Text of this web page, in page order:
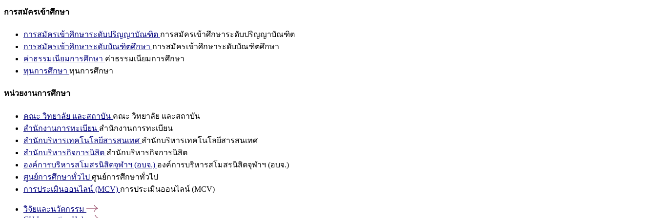
การสมัครเข้าศึกษา
การสมัครเข้าศึกษาระดับปริญญาบัณฑิต การสมัครเข้าศึกษาระดับปริญญาบัณฑิต
การสมัครเข้าศึกษาระดับบัณฑิตศึกษา การสมัครเข้าศึกษาระดับบัณฑิตศึกษา
ค่าธรรมเนียมการศึกษา ค่าธรรมเนียมการศึกษา
ทุนการศึกษา ทุนการศึกษา
หน่วยงานการศึกษา
คณะ วิทยาลัย และสถาบัน คณะ วิทยาลัย และสถาบัน
สำนักงานการทะเบียน สำนักงานการทะเบียน
สำนักบริหารเทคโนโลยีสารสนเทศ สำนักบริหารเทคโนโลยีสารสนเทศ
สำนักบริหารกิจการนิสิต สำนักบริหารกิจการนิสิต
องค์การบริหารสโมสรนิสิตจุฬาฯ (อบจ.) องค์การบริหารสโมสรนิสิตจุฬาฯ (อบจ.)
ศูนย์การศึกษาทั่วไป ศูนย์การศึกษาทั่วไป
การประเมินออนไลน์ (MCV) การประเมินออนไลน์ (MCV)
วิจัยและนวัตกรรม